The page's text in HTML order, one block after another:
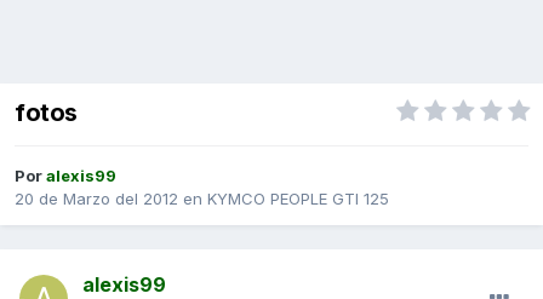
fotos
Poralexis99
20 de Marzo del 2012 en KYMCO PEOPLE GTI 125
alexis99